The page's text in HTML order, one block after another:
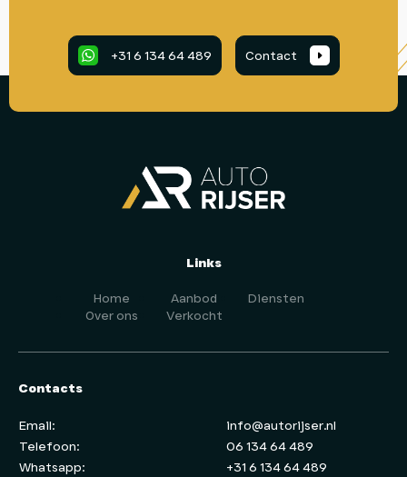
. +31 6 134 64 489 Contact .
Links
Home Aanbod
Diensten
Over ons
Verkocht
Contacts
Email:
info@autorijser.nl
Telefoon:
06 134 64 489
Whatsapp:
+31 6 134 64 489